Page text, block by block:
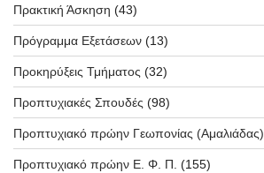
Πρακτική Άσκηση (43)
Πρόγραμμα Εξετάσεων (13)
Προκηρύξεις Τμήματος (32)
Προπτυχιακές Σπουδές (98)
Προπτυχιακό πρώην Γεωπονίας (Αμαλιάδας)
Προπτυχιακό πρώην Ε. Φ. Π. (155)